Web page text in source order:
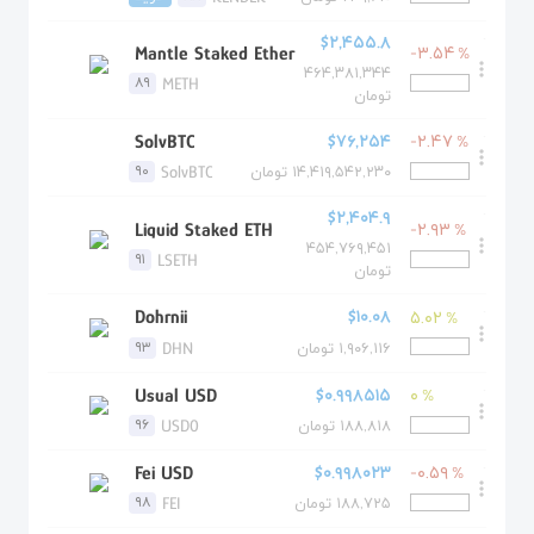
Mantle Staked Ether
۸۹ METH
$۲,۴۵۵.۸
۴۶۴,۳۸۱,۳۴۴
تومان
-۳.۵۴ %
more_vert
SolvBTC
۹۰ SolvBTC
$۷۶,۲۵۴
۱۴,۴۱۹,۵۴۲,۲۳۰ تومان
-۲.۴۷ %
more_vert
Liquid Staked ETH
۹۱ LSETH
$۲,۴۰۴.۹
۴۵۴,۷۶۹,۴۵۱
تومان
-۲.۹۳ %
more_vert
Dohrnii
۹۳ DHN
$۱۰.۰۸
۱,۹۰۶,۱۱۶ تومان
۵.۰۲ %
more_vert
Usual USD
۹۶ USD0
$۰.۹۹۸۵۱۵
۱۸۸,۸۱۸ تومان
۰ %
more_vert
Fei USD
۹۸ FEI
$۰.۹۹۸۰۲۳
۱۸۸,۷۲۵ تومان
-۰.۵۹ %
more_vert